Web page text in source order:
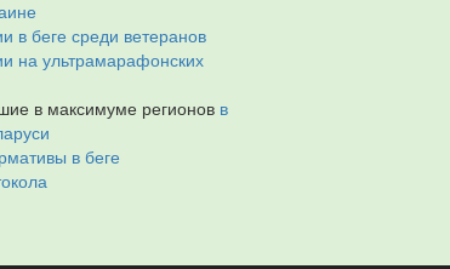
в беге среди ветеранов
на ультрамарафонских
в максимуме регионов в
в беге